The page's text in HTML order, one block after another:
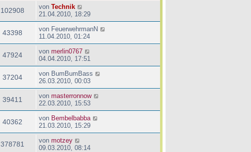
102908 von Technik
21.04.2010, 18:29
43398 von FeuerwehrmanN
11.04.2010, 01:24
47924 von merlin0767
04.04.2010, 17:51
37204 von BumBumBass
26.03.2010, 00:03
39411 von masterronnow
22.03.2010, 15:53
40362 von Bembelbabba
21.03.2010, 15:29
378781 von motzey
09.03.2010, 08:14